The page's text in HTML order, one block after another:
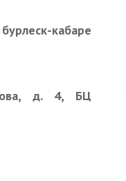
кабаре
д. 4, БЦ